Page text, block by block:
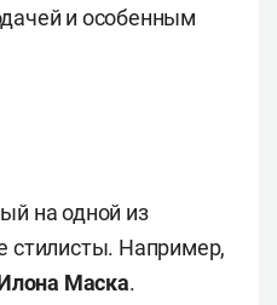
и особенным
на одной из
стилисты. Например,
Маска.